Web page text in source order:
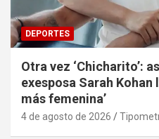
DEPORTES
Otra vez ‘Chicharito’:
exesposa Sarah
más femenina’
4 de agosto de 2026